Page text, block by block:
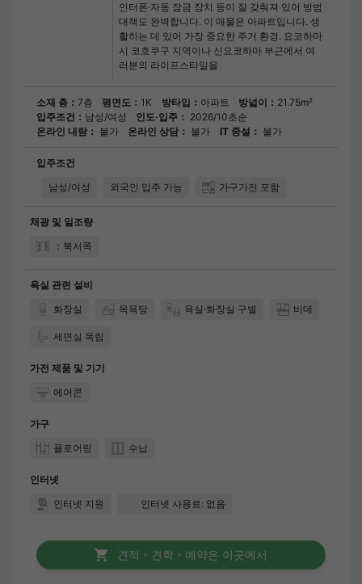
인터폰·자동 잠금 장치 등이 잘 갖춰져 있어 방범
대책도 완벽합니다. 이 매물은 아파트입니다. 생
활하는 데 있어 가장 중요한 주거 환경. 요코하마
시 코호쿠구 지역이나 신요코하마 부근에서 여
러분의 라이프스타일을
소재 층： 7층 평면도： 1K 방타입： 아파트 방넓이： 21.75m²
입주조건： 남성/여성 인도·입주： 2026/10초순
온라인 내람： 불가 온라인 상담： 불가 IT 중설： 불가
입주조건
남성/여성
외국인 입주 가능 가구가전 포함
채광 및 일조량
：북서쪽
욕실 관련 설비
화장실
목욕탕 욕실·화장실 구별 비데
세면실 독립
가전 제품 및 기기
에어콘
가구
플로어링
수납
인터넷
인터넷 지원
인터넷 사용료: 없음
견적・견학・예약은 이곳에서